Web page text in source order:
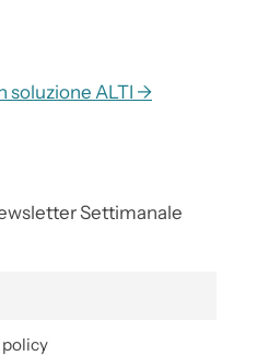
soluzione ALTI →
Settimanale